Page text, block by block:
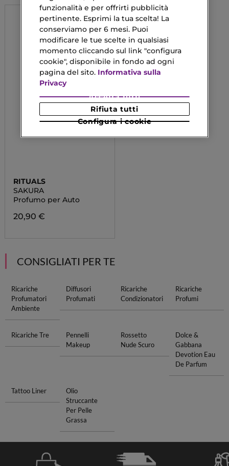
RITUALS
SAKURA
Profumo per Auto
20,90 €
CONSIGLIATI PER TE
Ricariche
Profumatori
Ambiente
Diffusori
Profumati
Ricariche
Condizionatori
Ricariche
Profumi
Ricariche Tre
Pennelli
Makeup
Rossetto
Nude Scuro
Dolce &
Gabbana
Devotion Eau
De Parfum
Tattoo Liner
Olio
Struccante
Per Pelle
Grassa
funzionalità e per offrirti pubblicità
pertinente. Esprimi la tua scelta! La
conserviamo per 6 mesi. Puoi
modificare le tue scelte in qualsiasi
momento cliccando sul link "configura
cookie", disponibile in fondo ad ogni
pagina del sito. Informativa sulla
Privacy
Configura i cookie
Rifiuta tutti
Accetta tutti